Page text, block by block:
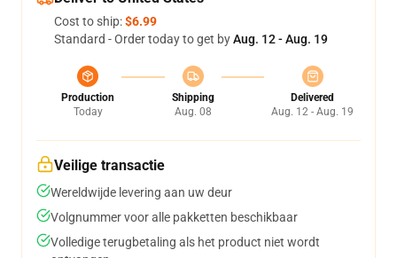
Cost to ship:$6.99
Standard - Order today to get byAug. 12 - Aug. 19
Production
Today
Shipping
Aug. 08
Delivered
Aug. 12 - Aug. 19
Veilige transactie
Wereldwijde levering aan uw deur
Volgnummer voor alle pakketten beschikbaar
Volledige terugbetaling als het product niet wordt